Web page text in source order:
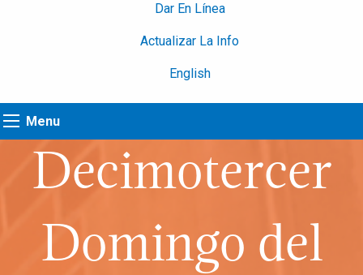
Dar En Línea
Actualizar La Info
English
Menu
Decimotercer
Domingo del